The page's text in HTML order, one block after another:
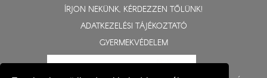
ÍRJON NEKÜNK, KÉRDEZZEN TŐLÜNK!
ADATKEZELÉSI TÁJÉKOZTATÓ
GYERMEKVÉDELEM